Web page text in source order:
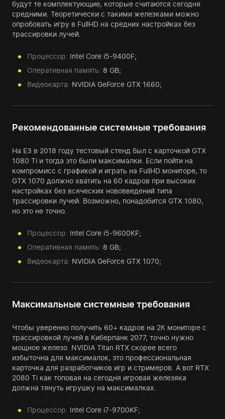
будут те комплектующие, которые считаются сегодня
средними. Теоретически с такими железками можно
опробовать игру в FullHD на средних настройках без
трассировки лучей.
Процессор: Intel Core i5-9400F;
Оперативная память: 8 GB;
Видеокарта: NVIDIA GeForce GTX 1660;
Рекомендованные системные требования
На Е3 в 2018 году тестовый стенд был с карточкой GTX
1080 Ti и тогда это были максималки. Если пойти на
компромисс с графикой и играть на FullHD мониторе, то
GTX 1070 должно хватить на 60 кадров при высоких
настройках без всяческих нововведений типа
трассировки лучей. Возможно, понадобится GTX 1080,
но это не точно.
Процессор: Intel Core i5-9600KF;
Оперативная память: 8 GB;
Видеокарта: NVIDIA GeForce GTX 1070;
Максимальные системные требования
Чтобы уверенно получить 60+ кадров на 2К мониторе с
трассировкой лучей в Киберпанк 2077, точно нужно
мощное железо. NVIDIA Titan RTX скорее всего
избыточна для максималок, это профессиональная
карточка для разработчиков игр и стримеров. А вот RTX
2080 Ti как топовая на сегодня игровая железяка
должна тянуть игрушку на максималках.
Процессор: Intel Core i7-9700KF;